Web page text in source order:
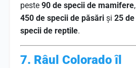
peste 90 de specii de mamifere,
450 de specii de păsări și 25 de
specii de reptile.
7. Râul Colorado îl